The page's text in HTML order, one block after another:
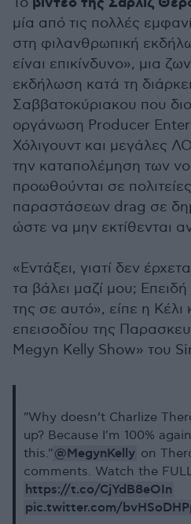
μία από τις πολλές
στη φιλανθρωπική
είναι επικίνδυνο», μια
εκδήλωση κατά τη
Σαββατοκύριακου που
οργάνωση Producer
Χόλιγουντ και μεγάλες
την καταπολέμηση των
προωθούνται σε
παραστάσεων drag σε
ώστε να μην εκτίθενται
«Εντάξει, γιατί δεν
τα βάλει μαζί μου; Επειδή
της σε αυτό», είπε η Κέλι
επεισοδίου της
Megyn Kelly Show» του
"Why doesn’t Charlize
up? Because I'm 100%
this."@MegynKelly on
comments. Watch the
https://t.co/CjYdB8eOIn
pic.twitter.com/